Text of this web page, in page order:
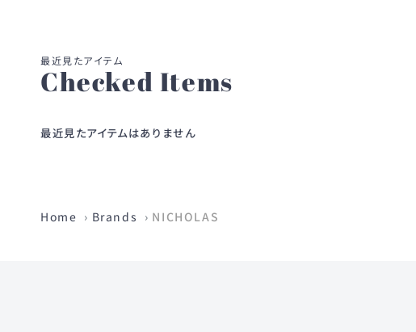
Checked Items
最近見たアイテムはありません
Home Brands NICHOLAS